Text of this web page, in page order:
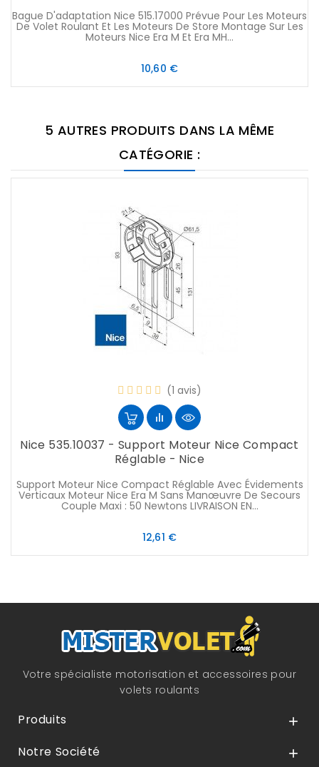
Bague D'adaptation Nice 515.17000 Prévue Pour Les Moteurs
De Volet Roulant Et Les Moteurs De Store Montage Sur Les
Moteurs Nice Era M Et Era MH...
10,60 €Prix
5 AUTRES PRODUITS DANS LA MÊME
CATÉGORIE :
(1 avis)
Nice 535.10037 - Support Moteur Nice Compact
Réglable - Nice
Support Moteur Nice Compact Réglable Avec Évidements
Verticaux Moteur Nice Era M Sans Manœuvre De Secours
Couple Maxi : 50 Newtons LIVRAISON EN...
12,61 €Prix
Votre spécialiste motorisation et accessoires pour
volets roulants
Produits 
Notre Société 